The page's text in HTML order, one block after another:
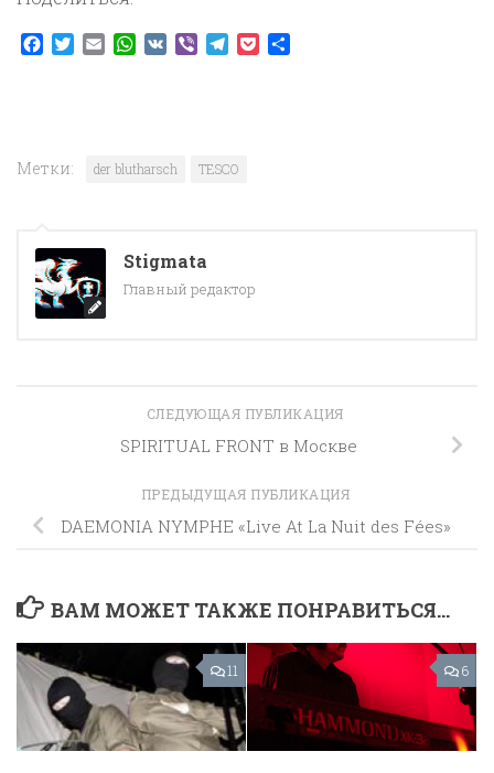
Facebook
TwitterEmailWhatsApp
VK ViberTelegram
Pocket
Метки: der blutharsch TESCO
Stigmata
Главный редактор
СЛЕДУЮЩАЯ ПУБЛИКАЦИЯ
SPIRITUAL FRONT в Москве
ПРЕДЫДУЩАЯ ПУБЛИКАЦИЯ
DAEMONIA NYMPHE «Live At La Nuit des Fées»
ВАМ МОЖЕТ ТАКЖЕ ПОНРАВИТЬСЯ...
11 6